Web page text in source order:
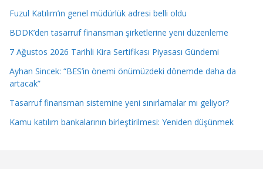
Fuzul Katılım’ın genel müdürlük adresi belli oldu
BDDK’den tasarruf finansman şirketlerine yeni düzenleme
7 Ağustos 2026 Tarihli Kira Sertifikası Piyasası Gündemi
Ayhan Sincek: “BES’in önemi önümüzdeki dönemde daha da
artacak”
Tasarruf finansman sistemine yeni sınırlamalar mı geliyor?
Kamu katılım bankalarının birleştirilmesi: Yeniden düşünmek